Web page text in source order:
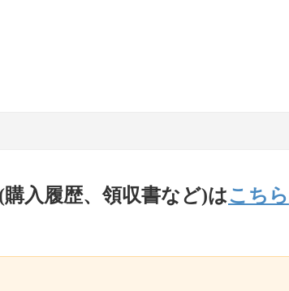
入履歴、領収書など)はこちら